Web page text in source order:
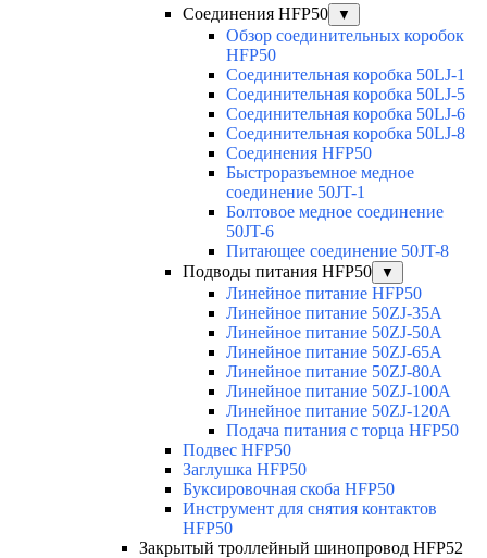
Соединения HFP50
▼
Обзор соединительных коробок
HFP50
Соединительная коробка 50LJ-1
Соединительная коробка 50LJ-5
Соединительная коробка 50LJ-6
Соединительная коробка 50LJ-8
Соединения HFP50
Быстроразъемное медное
соединение 50JT-1
Болтовое медное соединение
50JT-6
Питающее соединение 50JT-8
Подводы питания HFP50
▼
Линейное питание HFP50
Линейное питание 50ZJ-35A
Линейное питание 50ZJ-50A
Линейное питание 50ZJ-65A
Линейное питание 50ZJ-80A
Линейное питание 50ZJ-100A
Линейное питание 50ZJ-120A
Подача питания с торца HFP50
Подвес HFP50
Заглушка HFP50
Буксировочная скоба HFP50
Инструмент для снятия контактов
HFP50
Закрытый троллейный шинопровод HFP52